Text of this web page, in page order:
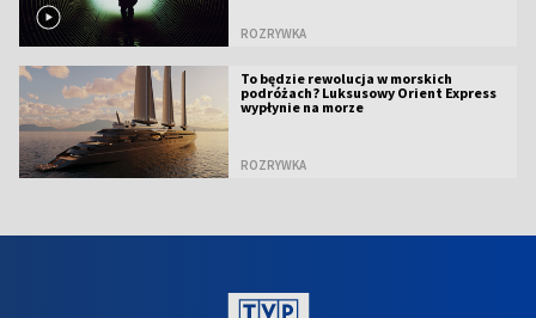
ROZRYWKA
To będzie rewolucja w morskich
podróżach? Luksusowy Orient Express
wypłynie na morze
ROZRYWKA